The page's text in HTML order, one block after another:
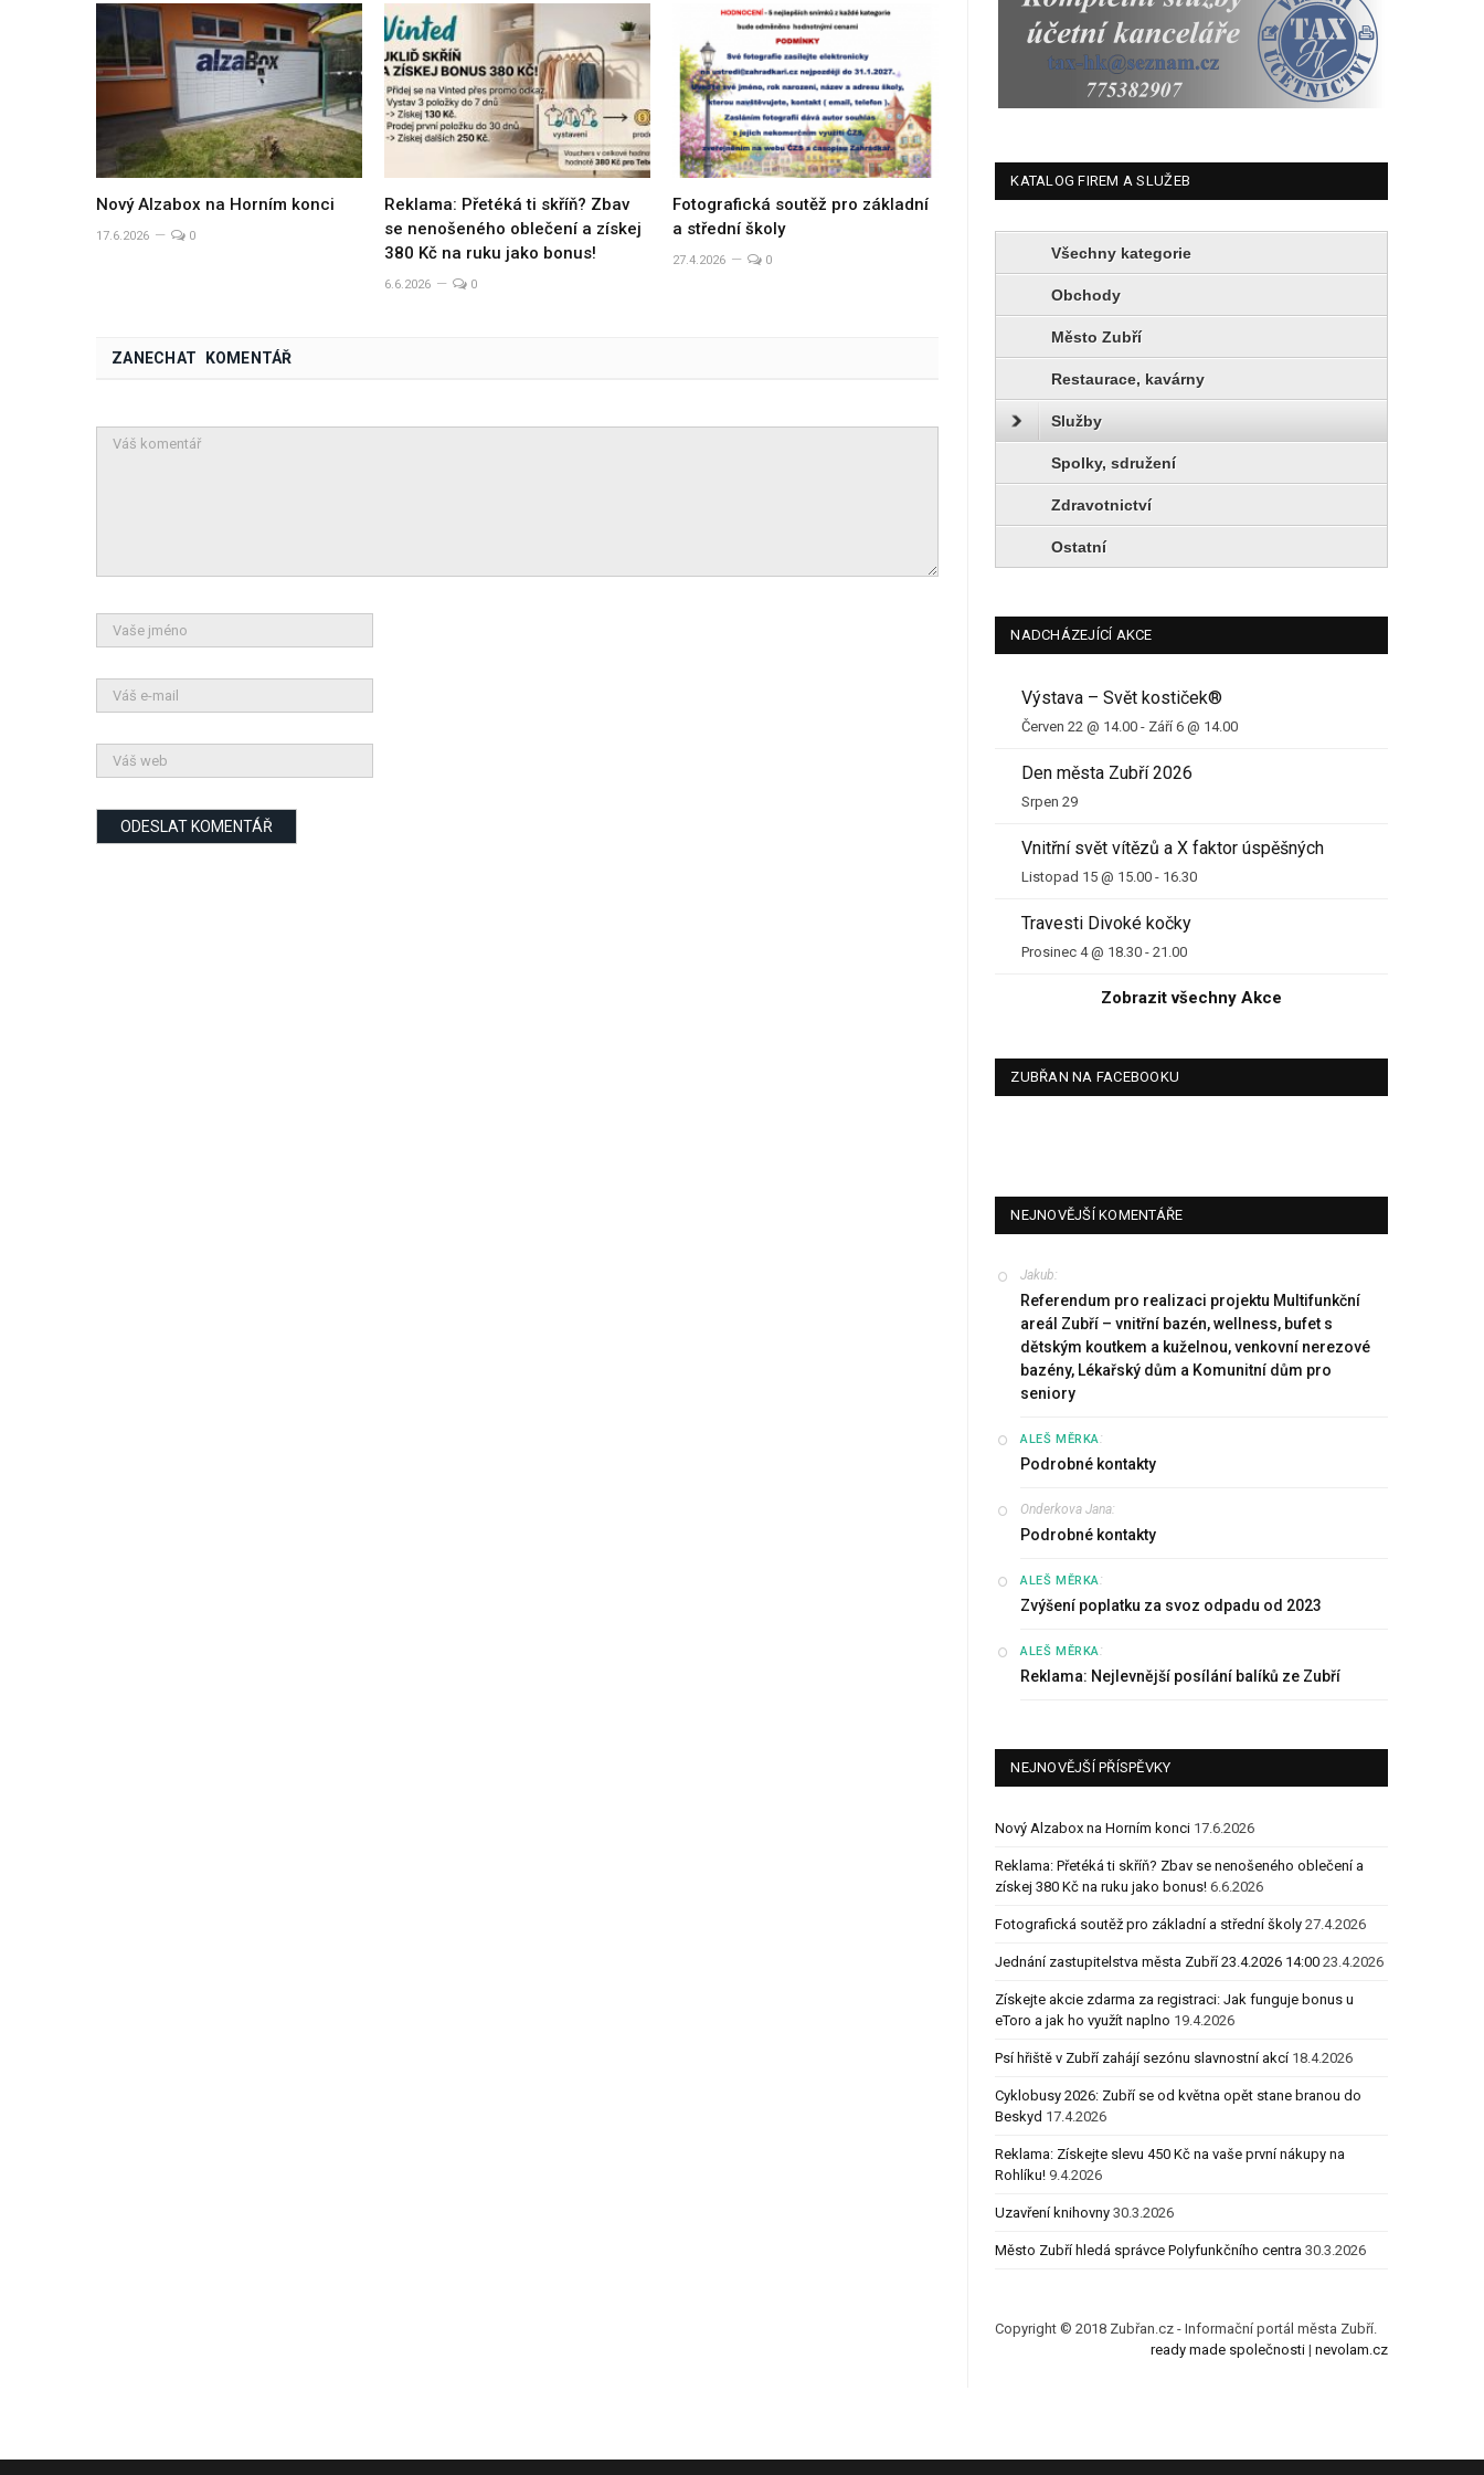
Nový Alzabox na Horním konci
17.6.2026 0
Reklama: Přetéká ti skříň? Zbav
se nenošeného oblečení a získej
380 Kč na ruku jako bonus!
6.6.2026 0
Fotografická soutěž pro základní
a střední školy
27.4.2026 0
ZANECHAT KOMENTÁŘ
KATALOG FIREM A SLUŽEB
Všechny kategorie
Obchody
Město Zubří
Restaurace, kavárny
Služby
Spolky, sdružení
Zdravotnictví
Ostatní
NADCHÁZEJÍCÍ AKCE
Výstava – Svět kostiček®
Červen 22 @ 14.00 - Září 6 @ 14.00
Den města Zubří 2026
Srpen 29
Vnitřní svět vítězů a X faktor úspěšných
Listopad 15 @ 15.00 - 16.30
Travesti Divoké kočky
Prosinec 4 @ 18.30 -21.00
Zobrazit všechny Akce
ZUBŘAN NA FACEBOOKU
NEJNOVĚJŠÍ KOMENTÁŘE
Jakub:
Referendum pro realizaci projektu Multifunkční
areál Zubří – vnitřní bazén, wellness, bufet s
dětským koutkem a kuželnou, venkovní nerezové
bazény, Lékařský dům a Komunitní dům pro
seniory
ALEŠ MĚRKA:
Podrobné kontakty
Onderkova Jana:
Podrobné kontakty
ALEŠ MĚRKA:
Zvýšení poplatku za svoz odpadu od 2023
ALEŠ MĚRKA:
Reklama: Nejlevnější posílání balíků ze Zubří
NEJNOVĚJŠÍ PŘÍSPĚVKY
Nový Alzabox na Horním konci 17.6.2026
Reklama: Přetéká ti skříň? Zbav se nenošeného oblečení a
získej 380 Kč na ruku jako bonus! 6.6.2026
Fotografická soutěž pro základní a střední školy 27.4.2026
Jednání zastupitelstva města Zubří 23.4.2026 14:00 23.4.2026
Získejte akcie zdarma za registraci: Jak funguje bonus u
eToro a jak ho využít naplno 19.4.2026
Psí hřiště v Zubří zahájí sezónu slavnostní akcí 18.4.2026
Cyklobusy 2026: Zubří se od května opět stane branou do
Beskyd 17.4.2026
Reklama: Získejte slevu 450 Kč na vaše první nákupy na
Rohlíku! 9.4.2026
Uzavření knihovny 30.3.2026
Město Zubří hledá správce Polyfunkčního centra 30.3.2026
Copyright © 2018 Zubřan.cz - Informační portál města Zubří.
ready made společnosti| nevolam.cz